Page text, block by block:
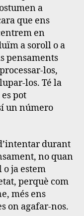
a
que ens
en
a soroll o a
pensaments
los,
los. Té la
pot
un número
durant
, no quan
ja estem
perquè com
més ens
on agafar-nos.